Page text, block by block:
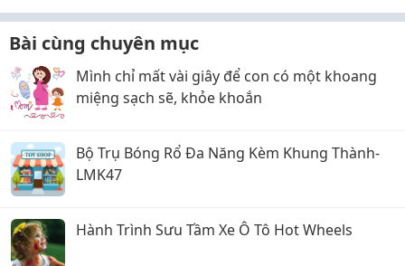
Bài cùng chuyên mục
Mình chỉ mất vài giây để con có một khoang
miệng sạch sẽ, khỏe khoắn
Bộ Trụ Bóng Rổ Đa Năng Kèm Khung Thành-
LMK47
Hành Trình Sưu Tầm Xe Ô Tô Hot Wheels